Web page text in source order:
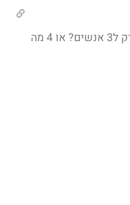
הי הגר אם אני רוצה להכין רק ל3 אנשים? או 4 מה